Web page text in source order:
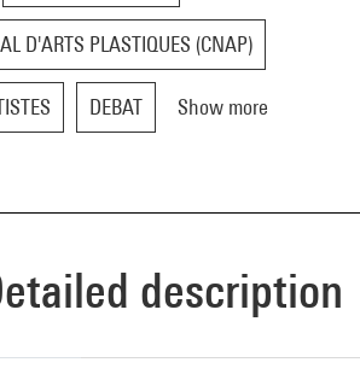
D'ARTS PLASTIQUES (CNAP)
DEBAT Show more
description